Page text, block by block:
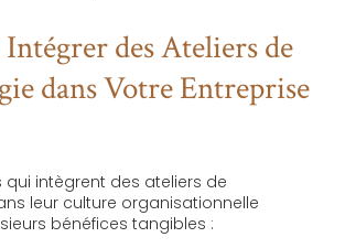
des Ateliers de
dans Votre Entreprise
qui intègrent des ateliers de
leur culture organisationnelle
bénéfices tangibles :